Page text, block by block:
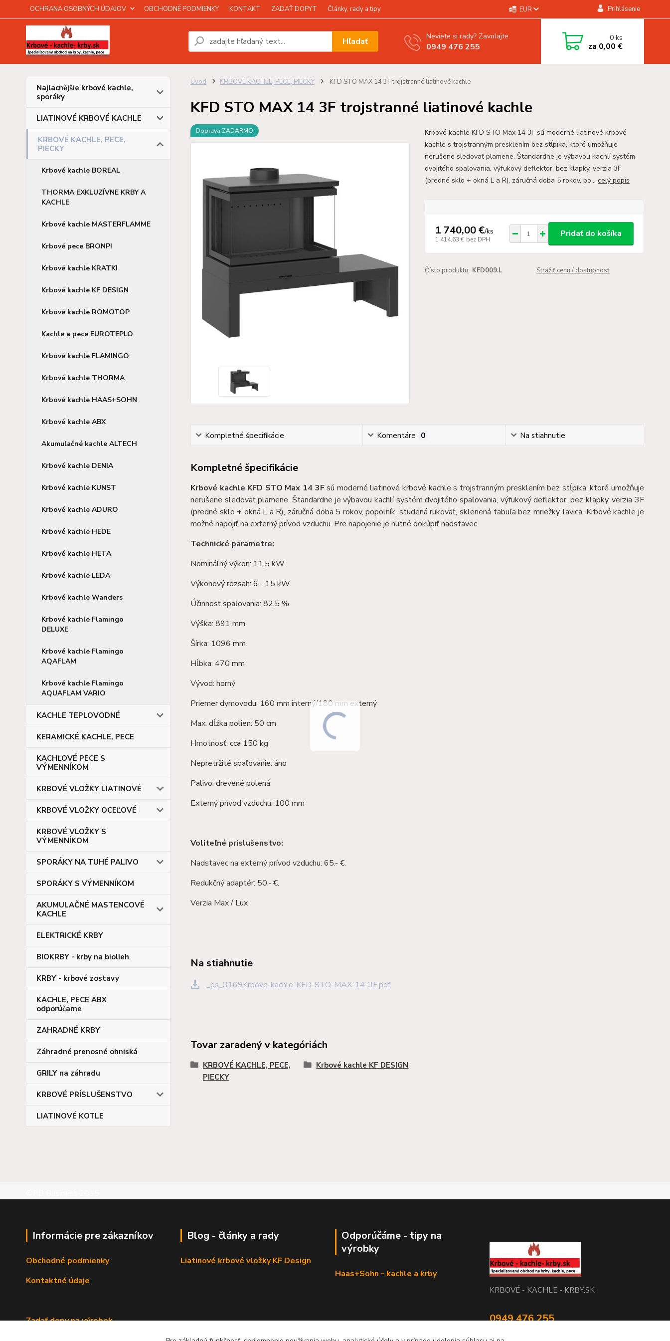
OCHRANA OSOBNÝCH ÚDAJOV OBCHODNÉ PODMIENKY KONTAKT ZADAŤ DOPYT Články, rady a tipy EUR Prihlásenie
Hľadať Neviete si rady? Zavolajte.
0949 476 255
0ks
za 0,00 €
Najlacnějšie krbové kachle,
sporáky
LIATINOVÉ KRBOVÉ KACHLE
KRBOVÉ KACHLE, PECE,
PIECKY
Krbové kachle BOREAL
THORMA EXKLUZÍVNE KRBY A
KACHLE
Krbové kachle MASTERFLAMME
Krbové pece BRONPI
Krbové kachle KRATKI
Krbové kachle KF DESIGN
Krbové kachle ROMOTOP
Kachle a pece EUROTEPLO
Krbové kachle FLAMINGO
Krbové kachle THORMA
Krbové kachle HAAS+SOHN
Krbové kachle ABX
Akumulačné kachle ALTECH
Krbové kachle DENIA
Krbové kachle KUNST
Krbové kachle ADURO
Krbové kachle HEDE
Krbové kachle HETA
Krbové kachle LEDA
Krbové kachle Wanders
Krbové kachle Flamingo
DELUXE
Krbové kachle Flamingo
AQAFLAM
Krbové kachle Flamingo
AQUAFLAM VARIO
KACHLE TEPLOVODNÉ
KERAMICKÉ KACHLE, PECE
KACHĽOVÉ PECE S
VÝMENNÍKOM
KRBOVÉ VLOŽKY LIATINOVÉ
KRBOVÉ VLOŽKY OCEĽOVÉ
KRBOVÉ VLOŽKY S
VÝMENNÍKOM
SPORÁKY NA TUHÉ PALIVO
SPORÁKY S VÝMENNÍKOM
AKUMULAČNÉ MASTENCOVÉ
KACHLE
ELEKTRICKÉ KRBY
BIOKRBY - krby na biolieh
KRBY - krbové zostavy
KACHLE, PECE ABX
odporúčame
ZAHRADNÉ KRBY
Záhradné prenosné ohniská
GRILY na záhradu
KRBOVÉ PRÍSLUŠENSTVO
LIATINOVÉ KOTLE
Úvod KRBOVÉ KACHLE, PECE, PIECKY KFD STO MAX 14 3F trojstranné liatinové kachle
KFD STO MAX 14 3F trojstranné liatinové kachle
Doprava ZADARMO
Krbové kachle KFD STO Max 14 3F sú moderné liatinové krbové
kachle s trojstranným presklením bez stĺpika, ktoré umožňuje
nerušene sledovať plamene. Štandardne je výbavou kachlí systém
dvojitého spaľovania, výfukový deflektor, bez klapky, verzia 3F
(predné sklo + okná L a R), záručná doba 5 rokov, po... celý popis
1 740,00 €/ks
1 414,63 € bez DPH
Pridať do košíka
Číslo produktu: KFD009.L Strážiť cenu / dostupnosť
Kompletné špecifikácie Komentáre 0 Na stiahnutie
Kompletné špecifikácie
Krbové kachle KFD STO Max 14 3Fsú moderné liatinové krbové kachle s trojstranným presklením bez stĺpika, ktoré umožňuje
nerušene sledovať plamene. Štandardne je výbavou kachlí systém dvojitého spaľovania, výfukový deflektor, bez klapky, verzia 3F
(predné sklo + okná L a R), záručná doba 5 rokov, popolník, studená rukoväť, sklenená tabuľa bez mriežky, lavica. Krbové kachle je
možné napojiť na externý prívod vzduchu. Pre napojenie je nutné dokúpiť nadstavec.
Technické parametre:
Nominálný výkon: 11,5 kW
Výkonový rozsah: 6 - 15 kW
Účinnosť spaľovania: 82,5 %
Výška: 891 mm
Šírka: 1096 mm
Hĺbka: 470 mm
Vývod: horný
Priemer dymovodu: 160 mm interný/180 mm externý
Max. dĺžka polien: 50 cm
Hmotnosť: cca 150 kg
Nepretržité spaľovanie: áno
Palivo: drevené polená
Externý prívod vzduchu: 100 mm
Voliteľné príslušenstvo:
Nadstavec na externý prívod vzduchu: 65.- €.
Redukčný adaptér: 50.- €.
Verzia Max / Lux
Na stiahnutie
_ps_3169Krbove-kachle-KFD-STO-MAX-14-3F.pdf
Tovar zaradený v kategóriách
KRBOVÉ KACHLE, PECE,
PIECKY
Krbové kachle KF DESIGN
Informácie pre zákazníkov
Obchodné podmienky
Kontaktné údaje
Zadať dopy na výrobok
Blog - články a rady
Liatinové krbové vložky KF Design
Odporúčáme - tipy na
výrobky
Haas+Sohn - kachle a krby
KRBOVÉ - KACHLE - KRBY.SK
0949 476 255